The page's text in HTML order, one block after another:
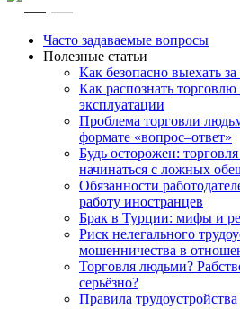
RUEN
Часто задаваемые вопросы
Полезные статьи
Как безопасно выехать
Как распознать
эксплуатации
Проблема торговли
формате «вопрос–ответ»
Будь осторожен:
начинаться с ложных
Обязанности
работу иностранцев
Брак в Турции: мифы и
Риск нелегального
мошенничества в
Торговля людьми?
серьёзно?
Правила